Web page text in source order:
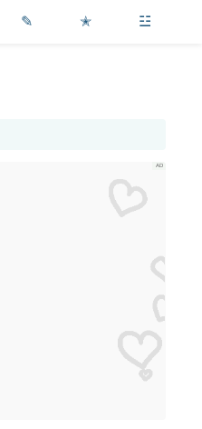
✎ ✭ ☳